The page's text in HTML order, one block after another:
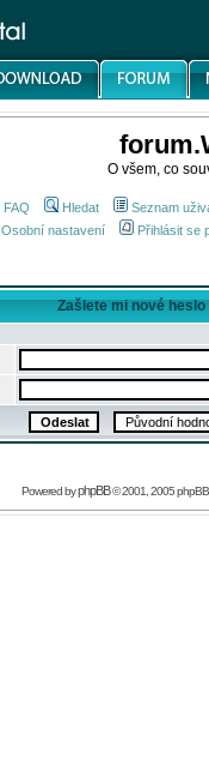
O všem, co
FAQ Hledat Seznam
Osobní nastavení
Přihlásit se
Zašlete mi nové heslo
Powered byphpBB© 2001, 2005